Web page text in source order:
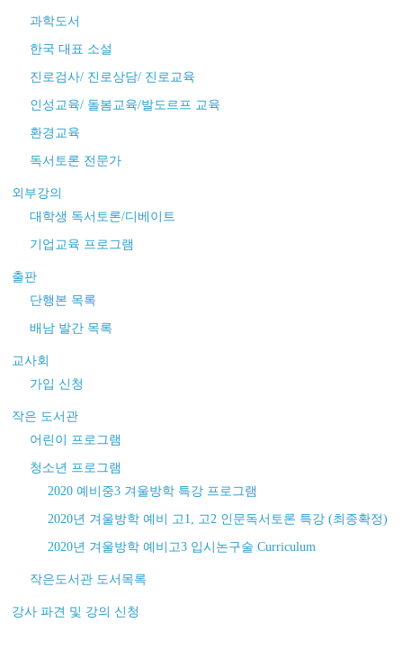
과학도서
한국 대표 소설
진로검사/ 진로상담/ 진로교육
인성교육/ 돌봄교육/발도르프 교육
환경교육
독서토론 전문가
외부강의
대학생 독서토론/디베이트
기업교육 프로그램
출판
단행본 목록
배남 발간 목록
교사회
가입 신청
작은 도서관
어린이 프로그램
청소년 프로그램
2020 예비중3 겨울방학 특강 프로그램
2020년 겨울방학 예비 고1, 고2 인문독서토론 특강 (최종확정)
2020년 겨울방학 예비고3 입시논구술 Curriculum
작은도서관 도서목록
강사 파견 및 강의 신청